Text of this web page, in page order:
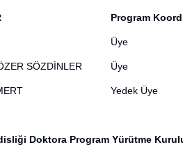
Program
Üye
SÖZDİNLER Üye
Yedek Üye
Doktora Program Yürütme